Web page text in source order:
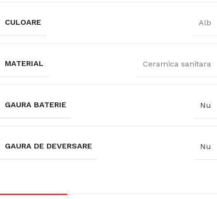
CULOARE Alb
MATERIAL Ceramica sanitara
GAURA BATERIE Nu
GAURA DE DEVERSARE Nu